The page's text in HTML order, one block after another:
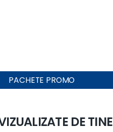
PACHETE PROMO
DE TINE